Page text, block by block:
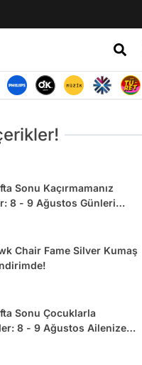
Sonu Kaçırmamanız
8 - 9 Ağustos Günleri
Chair Fame Silver Kumaş
Sonu Çocuklarla
8 - 9 Ağustos Ailenize